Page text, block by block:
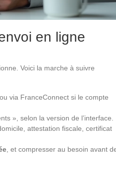
en ligne
Voici la marche à suivre
via FranceConnect si le compte
», selon la version de l’interface.
attestation fiscale, certificat
, et compresser au besoin avant